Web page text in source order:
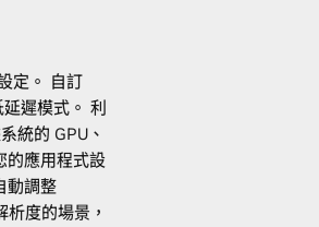
定。 自訂
遲模式。 利
統的 GPU、
的應用程式設
動調整
度的場景，